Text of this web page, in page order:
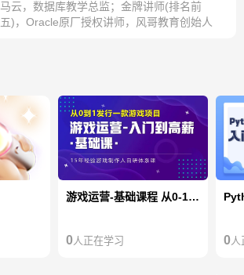
马云，数据库教学总监；金牌讲师(排名前
五)，Oracle原厂授权讲师，风哥教育创始人
游戏运营-基础课程 从0-1发行一款游戏项目
0 人正在学习 0